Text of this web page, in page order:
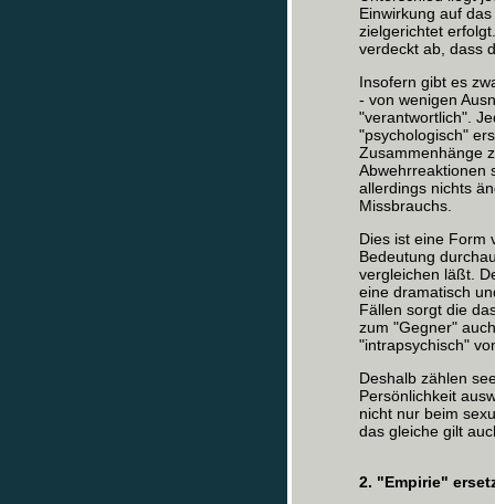
Einwirkung auf
zielgerichtet
verdeckt ab, dass
Insofern gibt es
- von wenigen
"verantwortlich".
"psychologisch"
Zusammenhänge
Abwehrreaktionen
allerdings nichts
Missbrauchs.
Dies ist eine Form
Bedeutung
vergleichen läßt.
eine dramatisch
Fällen sorgt die
zum "Gegner"
"intrapsychisch"
Deshalb zählen
Persönlichkeit
nicht nur beim
das gleiche gilt
2. "Empirie"